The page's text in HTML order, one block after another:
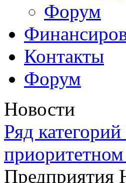
Форум
Контакты
Форум
Новости
Ряд
Предприятия